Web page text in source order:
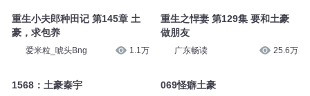
重生小夫郎种田记 第145章 土
豪，求包养
爱米粒_唬头Bng 1.1万
1568：土豪秦宇
重生之悍妻 第129集 要和土豪
做朋友
广东畅读 25.6万
069怪癖土豪